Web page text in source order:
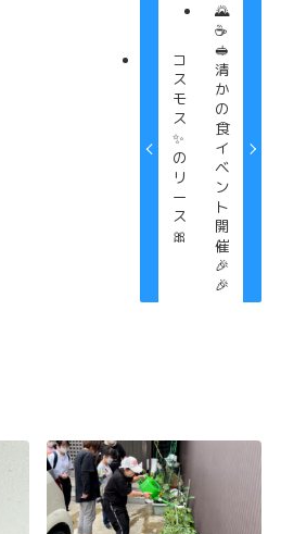
コ
ス
モ
ス
✨
の
リ
ー
ス
🎀
🌄
☕️
🥪
清
か
の
食
イ
ベ
ン
ト
開
催
🎉
🎉